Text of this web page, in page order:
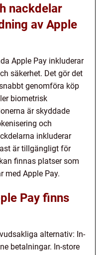
nackdelar
av Apple
Apple Pay inkluderar
säkerhet. Det gör det
genomföra köp
biometrisk
är skyddade
och
inkluderar
är tillgängligt för
finnas platser som
med Apple Pay.
Pay finns
alternativ: In-
betalningar. In-store